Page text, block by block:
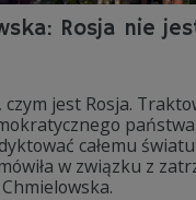
Rosja nie
jest Rosja.
całemu
w związku z